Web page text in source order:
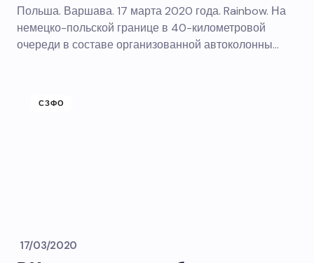
Польша. Варшава. 17 марта 2020 года. Rainbow. На
немецко-польской границе в 40-километровой
очереди в составе организованной автоколонны…
СЗФО
17/03/2020